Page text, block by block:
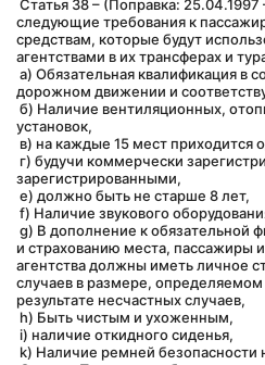
следующие требования к
средствам, которые будут
агентствами в их трансферах и
дорожном движении и
установок,
в) на каждые 15 мест приходится
зарегистрированными,
e) должно быть не старше 8 лет,
f) Наличие звукового
и страхованию места, пассажиры
агентства должны иметь личное
случаев в размере,
результате несчастных случаев,
h) Быть чистым и ухоженным,
i) наличие откидного сиденья,
k) Наличие ремней безопасности